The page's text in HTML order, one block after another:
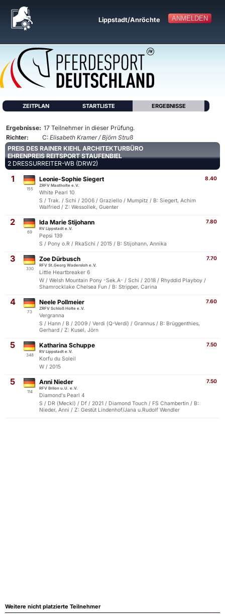
ANMELDEN
Lippstadt/Anröchte
ZEITPLAN STARTLISTE ERGEBNISSE
Ergebnisse: 17 Teilnehmer in dieser Prüfung.
Richter:
C: Elisabeth Kramer / Björn Struß
PREIS DES RAINER KIEHL ARCHITEKTURBÜRO
EHRENPREIS REITSPORT STAUFENBIEL
2 DRESSURREITER-WB (DRW2)
1
155
8.40
Leonie-Sophie Siegert
ZRFV Mastholte e.V.
White Pearl 10
S / Trak. / Schi / 2006 / Graziello / Mumpitz / B: Siegert, Achim
Walfried / Z: Wessollek, Guenter
2
69
7.80
Ida Marie Stijohann
RV Lippstadt e.V.
Pepsi 139
S / Pony o.R / RkaSchi / 2015 / B: Stijohann, Annika
3
330
7.70
Zoe Dürbusch
RFV St.Georg Wadersloh e.V.
Little Heartbreaker 6
W / Welsh Mountain Pony -Sek.A- / Schi / 2018 / Rhyddid Playboy /
Shamrocklake Chelsea Fun / B: Stripper, Carina
4
73
7.60
Neele Pollmeier
ZRFV Schloß Holte e.V.
Vergranna
S / Hann / B / 2009 / Verdi (Q-Verdi) / Grannus / B: Brüggenthies,
Gerhard / Z: Kusel, Jörn
5
348
7.50
Katharina Schuppe
RV Lippstadt e.V.
Korfu du Soleil
W / 2015
5
114
7.50
Anni Nieder
RFV Brilon u.U. e.V.
Diamond's Pearl 4
S / DR (Meckl) / Df / 2021 / Diamond Touch / FS Chambertin / B:
Nieder, Anni / Z: Gestüt Lindenhof/Jana u.Rudolf Wendler
Weitere nicht platzierte Teilnehmer